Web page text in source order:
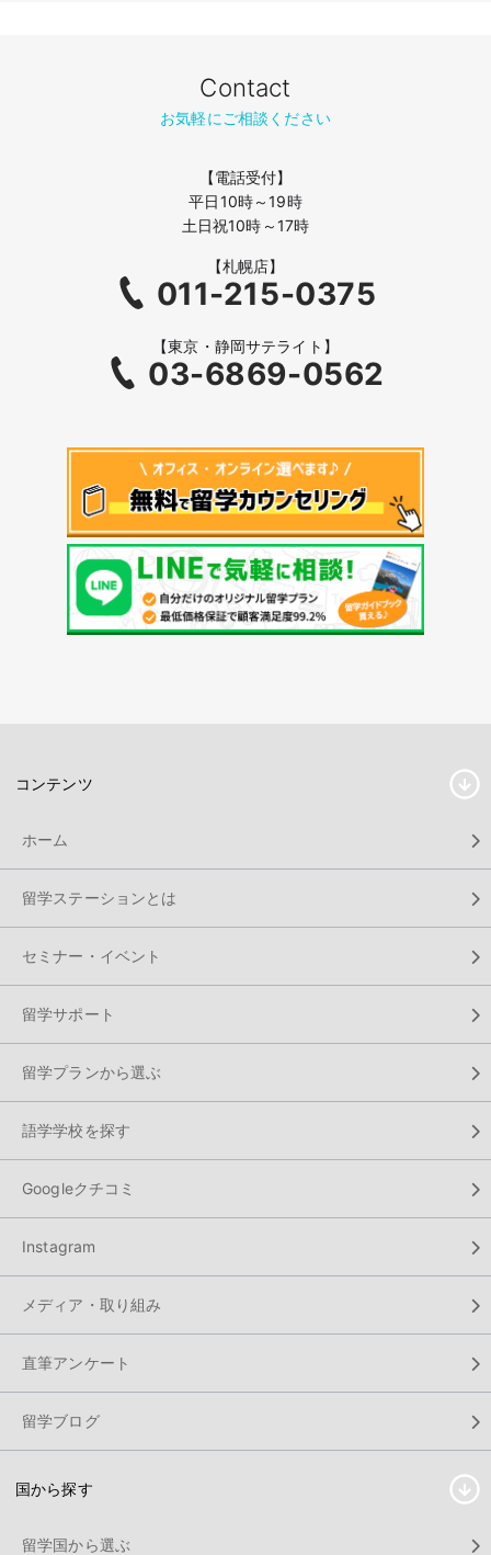
Contact
お気軽にご相談ください
【電話受付】
平日10時～19時
土日祝10時～17時
【札幌店】
011-215-0375
【東京・静岡サテライト】
03-6869-0562
コンテンツ
ホーム
留学ステーションとは
セミナー・イベント
留学サポート
留学プランから選ぶ
語学学校を探す
Googleクチコミ
Instagram
メディア・取り組み
直筆アンケート
留学ブログ
国から探す
留学国から選ぶ